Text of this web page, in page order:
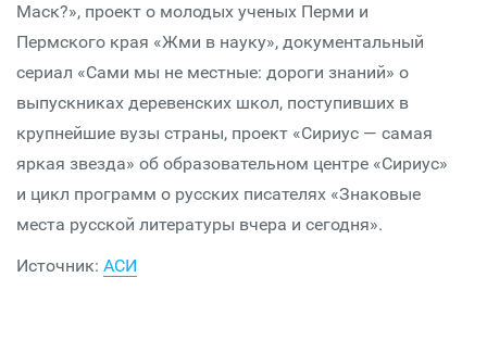
Маск?», проект о молодых ученых Перми и
Пермского края «Жми в науку», документальный
сериал «Сами мы не местные: дороги знаний» о
выпускниках деревенских школ, поступивших в
крупнейшие вузы страны, проект «Сириус — самая
яркая звезда» об образовательном центре «Сириус»
и цикл программ о русских писателях «Знаковые
места русской литературы вчера и сегодня».
Источник: АСИ